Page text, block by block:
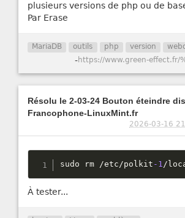
plusieurs versions de php ou de
Par Erase
MariaDB outils php version
-
Résolu le 2-03-24 Bouton éteindre
Francophone-LinuxMint.fr
2026-03-16
sudo rm /etc/polkit -1/
À tester...